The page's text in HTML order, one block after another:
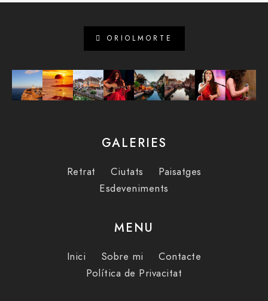
ORIOLMORTE
GALERIES
Retrat Ciutats
Paisatges
Esdeveniments
MENU
Inici Sobre mi
Contacte
Política de Privacitat